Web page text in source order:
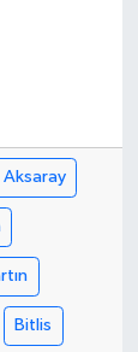
Aksaray
Bitlis